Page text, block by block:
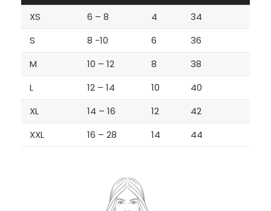
XS
6 – 8 4
34
S
8 -10 6
36
M
10 – 12 8
38
L
12 – 14 10
40
XL
14 – 16 12
42
XXL
16 – 28 14 44